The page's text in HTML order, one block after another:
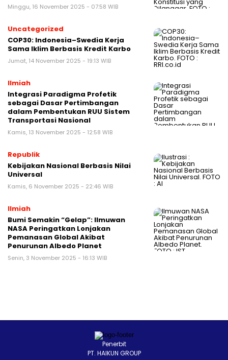
Minggu, 16 November 2025 - 07:58 WIB
Uncategorized
COP30: Indonesia–Swedia Kerja
Sama Iklim Berbasis Kredit Karbo
Jumat, 14 November 2025 - 19:13 WIB
Ilmiah
Integrasi Paradigma Profetik
sebagai Dasar Pertimbangan
dalam Pembentukan RUU Sistem
Transportasi Nasional
Kamis, 13 November 2025 - 12:58 WIB
Republik
Kebijakan Nasional Berbasis Nilai
Universal
Kamis, 6 November 2025 - 22:46 WIB
Ilmiah
Bumi Semakin “Gelap”: Ilmuwan
NASA Peringatkan Lonjakan
Pemanasan Global Akibat
Penurunan Albedo Planet
Senin, 3 November 2025 - 16:13 WIB
Penerbit
PT. HAIKUN GROUP